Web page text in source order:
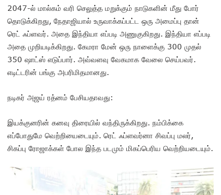
2047-ல் மால்கம் வரி செலுத்த மறுக்கும் நாடுகளின் மீது போர்
தொடுக்கிறது, நேதாஜியால் உருவாக்கப்பட்ட ஒரு அமைப்பு தான்
ரெட் ஃப்ளவர். அதை இந்தியா எப்படி அணுகுகிறது. இந்தியா எப்படி
அதை முறியடிக்கிறது. கேமரா மேன் ஒரு நாளைக்கு 300 முதல்
350 ஷாட்ஸ் எடுப்பார். அவ்வளவு வேகமாக வேலை செய்பவர்.
எடிட்டரின் பங்கு அபரிமிதமானது.
நடிகர் அஜய் ரத்னம் பேசியதாவது:
இயக்குனரின் கனவு திரையில் வந்திருக்கிறது. நம்பிக்கை
எப்போதுமே வெற்றியைடையும். ரெட் ஃப்ளவர்னா சிவப்பு மலர்,
சிகப்பு ரோஜாக்கள் போல இந்த படமும் மிகப்பெரிய வெற்றியடையும்.